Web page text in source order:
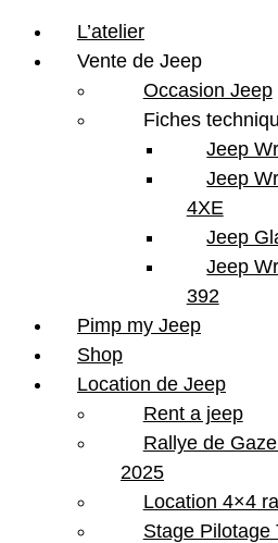
L’atelier
Vente de Jeep
Occasion Jeep
Fiches
Jeep
Jeep
4XE
Jeep
Jeep
392
Pimp my Jeep
Shop
Location de Jeep
Rent a jeep
Rallye de
2025
Location 4×4
Stage Pilotage